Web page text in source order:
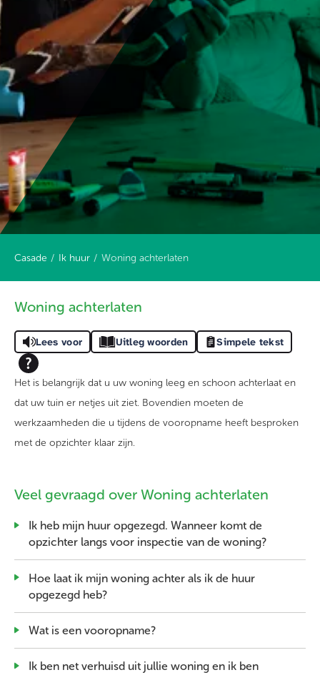
Casade Ik huur Woning achterlaten
Woning achterlaten
Lees voor Uitleg woorden Simpele tekst
Het is belangrijk dat u uw woning leeg en schoon achterlaat en
dat uw tuin er netjes uit ziet. Bovendien moeten de
werkzaamheden die u tijdens de vooropname heeft besproken
met de opzichter klaar zijn.
Veel gevraagd over Woning achterlaten
opzichter langs voor inspectie van de woning?
Hoe laat ik mijn woning achter als ik de huur
opgezegd heb?
Wat is een vooropname?